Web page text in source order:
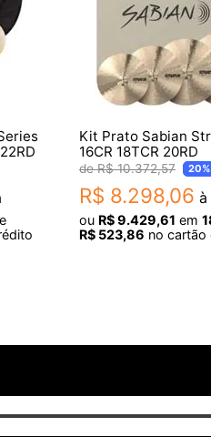
assegurada
Kit Prato Sabian
16CR 18TCR 20RD
R$ 10.372,57 20%
R$ 8.298,06 à
ou R$9.429,61 em
R$ 523,86 no cartão